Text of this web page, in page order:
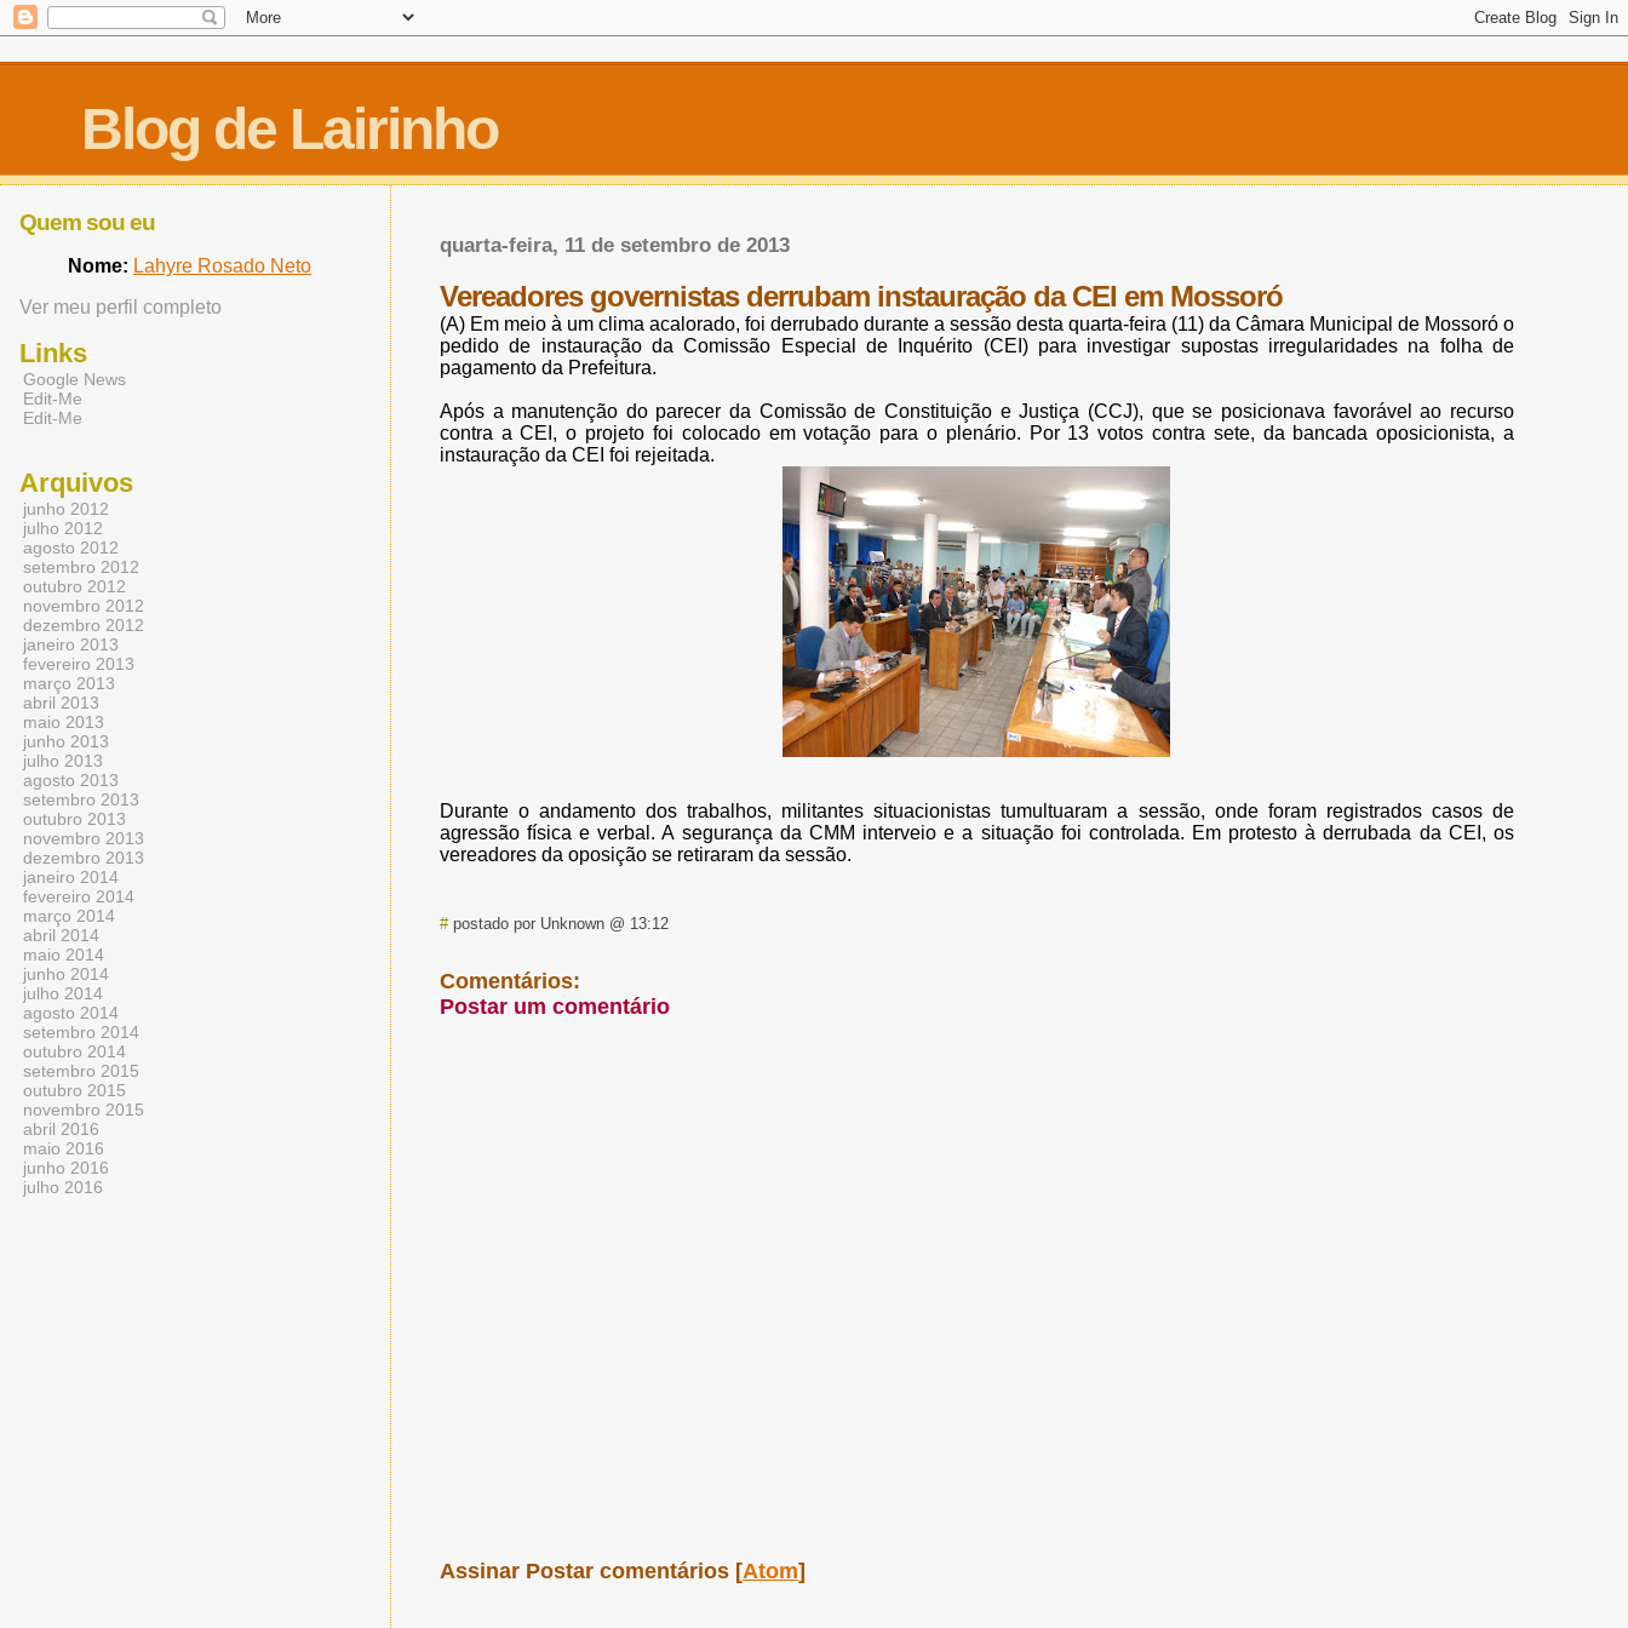
Blog de Lairinho
quarta-feira, 11 de setembro de 2013
Vereadores governistas derrubam instauração da CEI em Mossoró
(A) Em meio à um clima acalorado, foi derrubado durante a sessão desta quarta-feira (11) da Câmara Municipal de Mossoró o
pedido de instauração da Comissão Especial de Inquérito (CEI) para investigar supostas irregularidades na folha de
pagamento da Prefeitura.
Após a manutenção do parecer da Comissão de Constituição e Justiça (CCJ), que se posicionava favorável ao recurso
contra a CEI, o projeto foi colocado em votação para o plenário. Por 13 votos contra sete, da bancada oposicionista, a
instauração da CEI foi rejeitada.
Durante o andamento dos trabalhos, militantes situacionistas tumultuaram a sessão, onde foram registrados casos de
agressão física e verbal. A segurança da CMM interveio e a situação foi controlada. Em protesto à derrubada da CEI, os
vereadores da oposição se retiraram da sessão.
#postado por Unknown @ 13:12
Comentários:
Postar um comentário
Assinar Postar comentários [Atom]
Quem sou eu
Nome: Lahyre Rosado Neto
Ver meu perfil completo
Links
Google News
Edit-Me
Edit-Me
Arquivos
junho 2012
julho 2012
agosto 2012
setembro 2012
outubro 2012
novembro 2012
dezembro 2012
janeiro 2013
fevereiro 2013
março 2013
abril 2013
maio 2013
junho 2013
julho 2013
agosto 2013
setembro 2013
outubro 2013
novembro 2013
dezembro 2013
janeiro 2014
fevereiro 2014
março 2014
abril 2014
maio 2014
junho 2014
julho 2014
agosto 2014
setembro 2014
outubro 2014
setembro 2015
outubro 2015
novembro 2015
abril 2016
maio 2016
junho 2016
julho 2016